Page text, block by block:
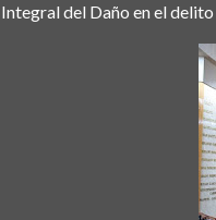
Integral del Daño en el